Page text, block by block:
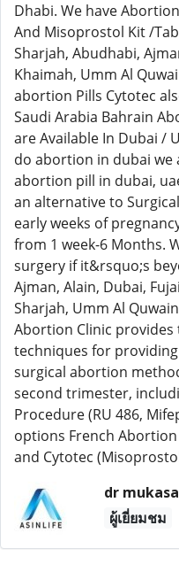
Dhabi. We have
And Misoprostol Kit /
Sharjah, Abudhabi,
Khaimah, Umm Al
abortion Pills Cytotec
Saudi Arabia Bahrain
are Available In Dubai /
do abortion in dubai we
abortion pill in dubai,
an alternative to
early weeks of
from 1 week-6 Months.
surgery if it&rsquo;s
Ajman, Alain, Dubai,
Sharjah, Umm Al
Abortion Clinic provides
techniques for
surgical abortion
second trimester,
Procedure (RU 486,
options French
and Cytotec
dr mukasa
ผู้เยี่ยมชม